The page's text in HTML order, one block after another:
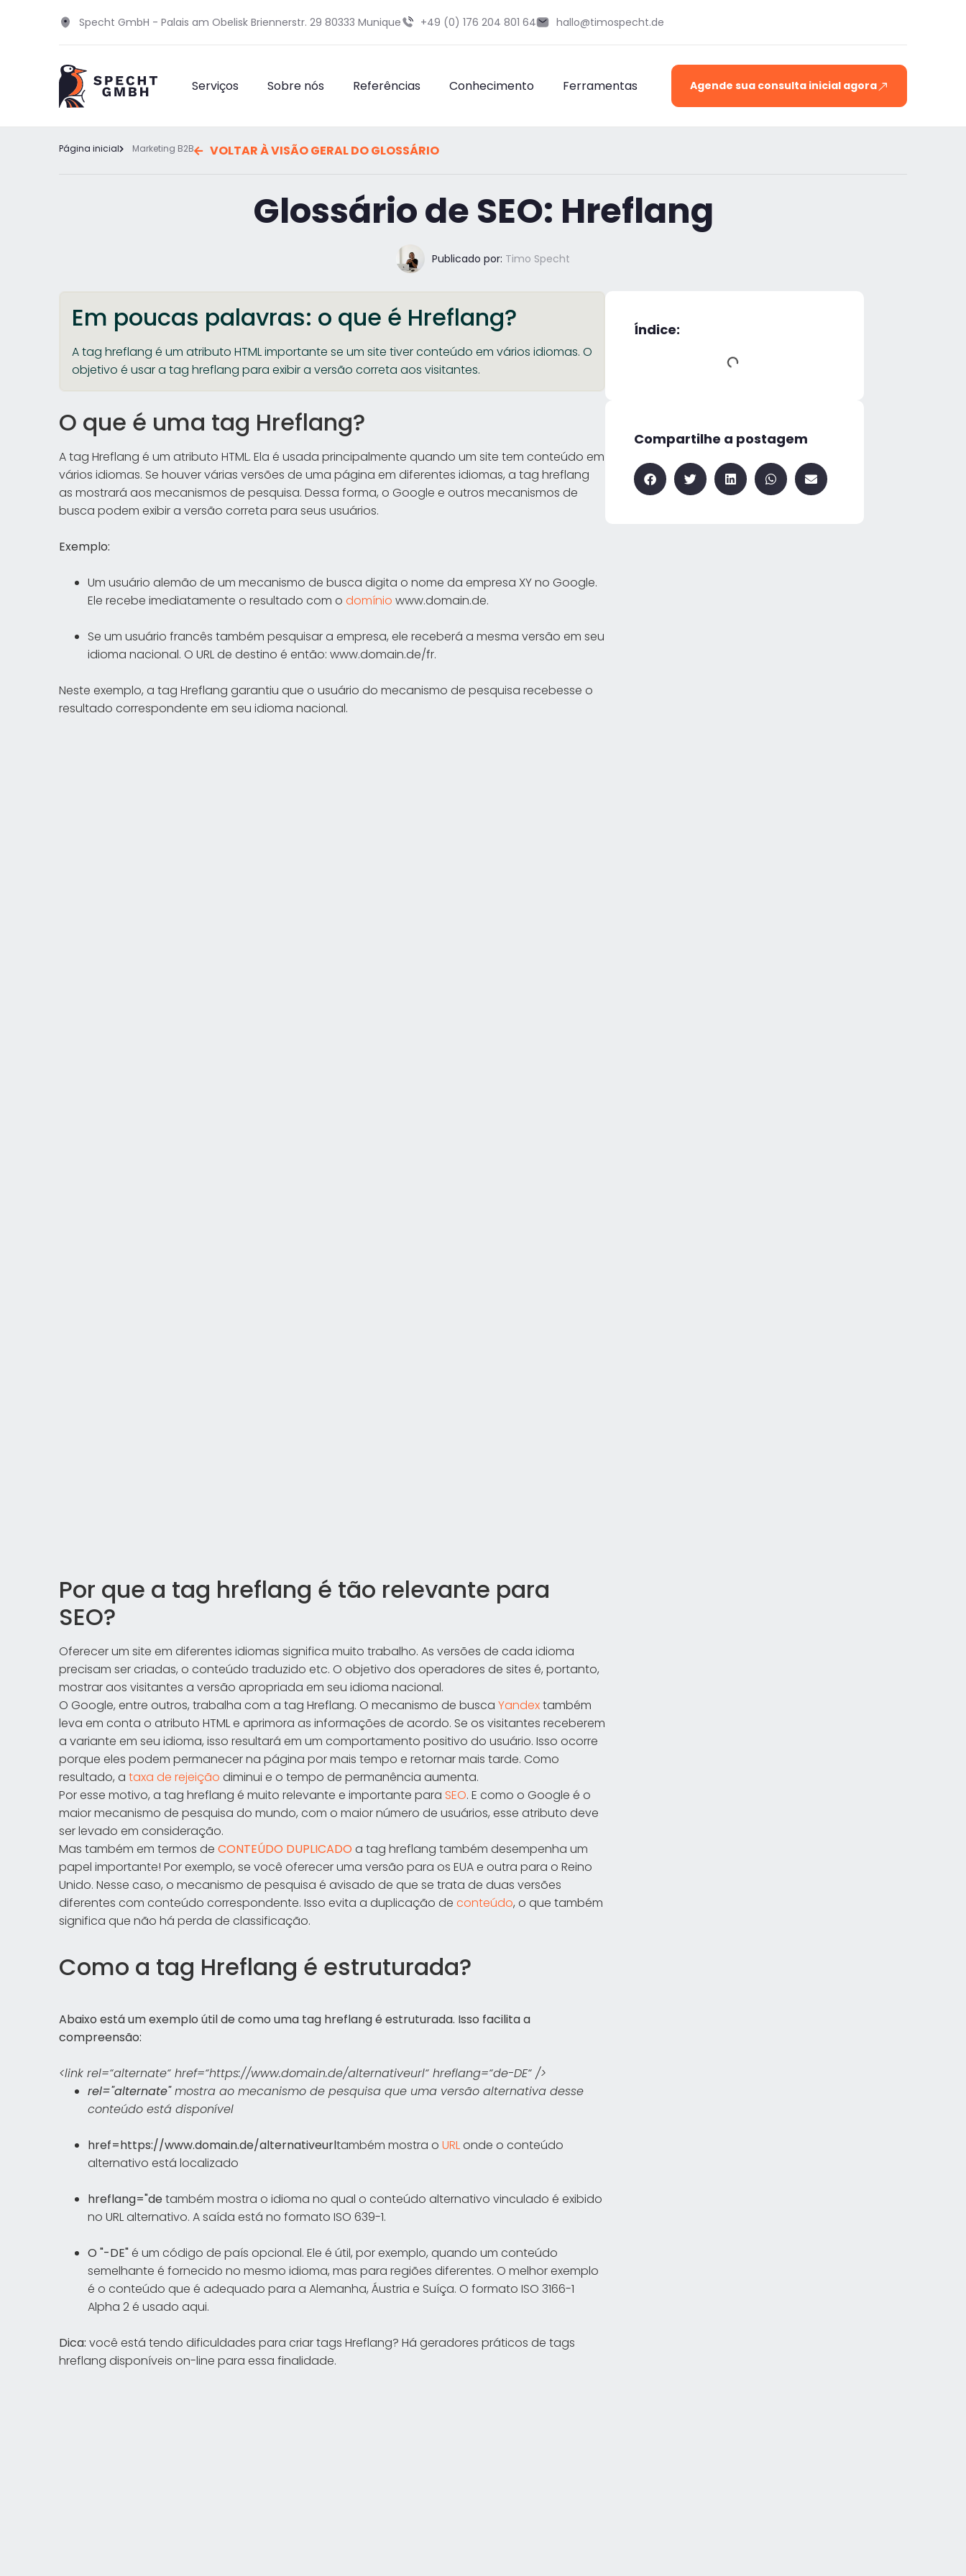
Specht GmbH - Palais am Obelisk Briennerstr. 29 80333 Munique +49 (0) 176 204 801 64 hallo@timospecht.de
Serviços Sobre nós Referências Conhecimento Ferramentas Agende sua consulta inicial agora
Página inicial Marketing B2B VOLTAR À VISÃO GERAL DO GLOSSÁRIO
Glossário de SEO: Hreflang
Publicado por: Timo Specht
Em poucas palavras: o que é Hreflang?
A tag hreflang é um atributo HTML importante se um site tiver conteúdo em vários idiomas. O
objetivo é usar a tag hreflang para exibir a versão correta aos visitantes.
O que é uma tag Hreflang?
A tag Hreflang é um atributo HTML. Ela é usada principalmente quando um site tem conteúdo em
vários idiomas. Se houver várias versões de uma página em diferentes idiomas, a tag hreflang
as mostrará aos mecanismos de pesquisa. Dessa forma, o Google e outros mecanismos de
busca podem exibir a versão correta para seus usuários.
Exemplo:
Um usuário alemão de um mecanismo de busca digita o nome da empresa XY no Google.
Ele recebe imediatamente o resultado com o domínio www.domain.de.
Se um usuário francês também pesquisar a empresa, ele receberá a mesma versão em seu
idioma nacional. O URL de destino é então: www.domain.de/fr.
Neste exemplo, a tag Hreflang garantiu que o usuário do mecanismo de pesquisa recebesse o
resultado correspondente em seu idioma nacional.
Por que a tag hreflang é tão relevante para
SEO?
Oferecer um site em diferentes idiomas significa muito trabalho. As versões de cada idioma
precisam ser criadas, o conteúdo traduzido etc. O objetivo dos operadores de sites é, portanto,
mostrar aos visitantes a versão apropriada em seu idioma nacional.
O Google, entre outros, trabalha com a tag Hreflang. O mecanismo de busca Yandextambém
leva em conta o atributo HTML e aprimora as informações de acordo. Se os visitantes receberem
a variante em seu idioma, isso resultará em um comportamento positivo do usuário. Isso ocorre
porque eles podem permanecer na página por mais tempo e retornar mais tarde. Como
resultado, a taxa de rejeição diminui e o tempo de permanência aumenta.
Por esse motivo, a tag hreflang é muito relevante e importante para SEO. E como o Google é o
maior mecanismo de pesquisa do mundo, com o maior número de usuários, esse atributo deve
ser levado em consideração.
Mas também em termos de CONTEÚDO DUPLICADO a tag hreflang também desempenha um
papel importante! Por exemplo, se você oferecer uma versão para os EUA e outra para o Reino
Unido. Nesse caso, o mecanismo de pesquisa é avisado de que se trata de duas versões
diferentes com conteúdo correspondente. Isso evita a duplicação de conteúdo, o que também
significa que não há perda de classificação.
Como a tag Hreflang é estruturada?
Abaixo está um exemplo útil de como uma tag hreflang é estruturada. Isso facilita a
compreensão:
<link rel=“alternate“ href=“https://www.domain.de/alternativeurl“ hreflang=“de-DE“ />
rel="alternate"mostra ao mecanismo de pesquisa que uma versão alternativa desse
conteúdo está disponível
href=https://www.domain.de/alternativeurltambém mostra o URLonde o conteúdo
alternativo está localizado
hreflang="detambém mostra o idioma no qual o conteúdo alternativo vinculado é exibido
no URL alternativo. A saída está no formato ISO 639-1.
O "-DE"é um código de país opcional. Ele é útil, por exemplo, quando um conteúdo
semelhante é fornecido no mesmo idioma, mas para regiões diferentes. O melhor exemplo
é o conteúdo que é adequado para a Alemanha, Áustria e Suíça. O formato ISO 3166-1
Alpha 2 é usado aqui.
Dica: você está tendo dificuldades para criar tags Hreflang? Há geradores práticos de tags
hreflang disponíveis on-line para essa finalidade.
Índice:
Compartilhe a postagem